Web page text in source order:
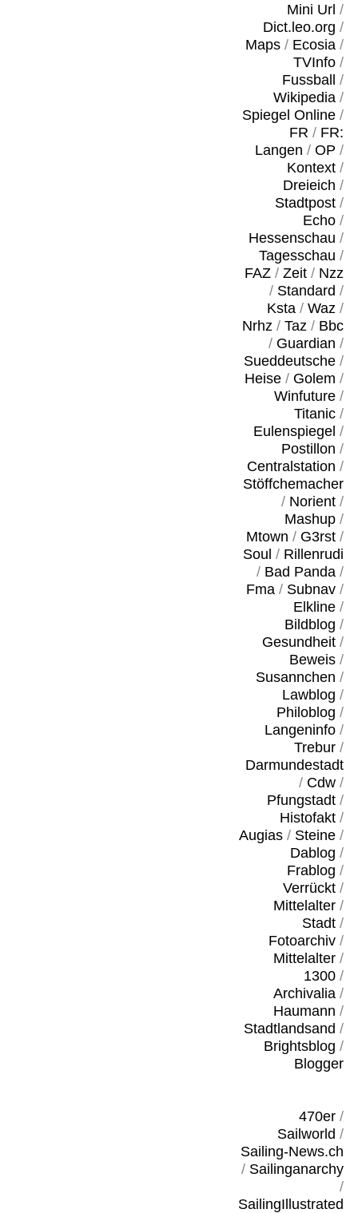
Mini Url /
Dict.leo.org /
Maps/ Ecosia/
TVInfo/
Fussball
/
Wikipedia/
Spiegel Online/
FR / FR:
Langen / OP /
Kontext/
Dreieich /
Stadtpost/
Echo/
Hessenschau /
Tagesschau /
FAZ/ Zeit/ Nzz
/ Standard /
Ksta/ Waz/
Nrhz/ Taz/ Bbc
/ Guardian /
Sueddeutsche/
Heise/ Golem /
Winfuture/
Titanic/
Eulenspiegel /
Postillon /
Centralstation /
Stöffchemacher
/ Norient/
Mashup/
Mtown / G3rst/
Soul / Rillenrudi
/ Bad Panda/
Fma/ Subnav/
Elkline/
Bildblog /
Gesundheit/
Beweis/
Susannchen /
Lawblog /
Philoblog /
Langeninfo/
Trebur/
Darmundestadt
/ Cdw/
Pfungstadt/
Histofakt/
Augias/ Steine/
Dablog /
Frablog /
Verrückt/
Mittelalter/
Stadt/
Fotoarchiv/
Mittelalter/
1300/
Archivalia/
Haumann /
Stadtlandsand /
Brightsblog /
Blogger
470er/
Sailworld /
Sailing-News.ch
/ Sailinganarchy
/
SailingIllustrated